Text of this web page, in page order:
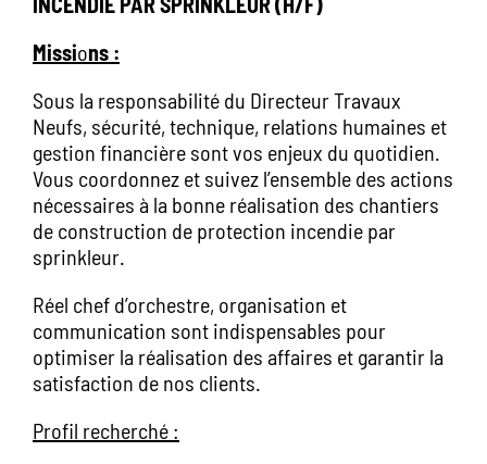
Missions :
Sous la responsabilité du Directeur Travaux
Neufs, sécurité, technique, relations humaines et
gestion financière sont vos enjeux du quotidien.
Vous coordonnez et suivez l’ensemble des actions
nécessaires à la bonne réalisation des chantiers
de construction de protection incendie par
sprinkleur.
Réel chef d’orchestre, organisation et
communication sont indispensables pour
optimiser la réalisation des affaires et garantir la
satisfaction de nos clients.
Profil recherché :